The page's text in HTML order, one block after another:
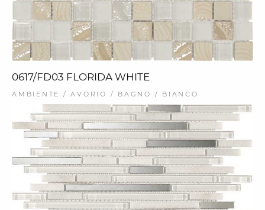
0617/FD03 FLORIDA WHITE
AMBIENTE / AVORIO / BAGNO / BIANCO